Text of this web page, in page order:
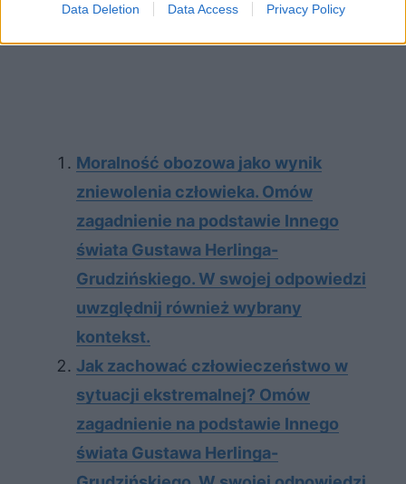
Data Deletion Data Access Privacy Policy
Moralność obozowa jako wynik
zniewolenia człowieka. Omów
zagadnienie na podstawie Innego
świata Gustawa Herlinga-
Grudzińskiego. W swojej odpowiedzi
uwzględnij również wybrany
kontekst.
Jak zachować człowieczeństwo w
sytuacji ekstremalnej? Omów
zagadnienie na podstawie Innego
świata Gustawa Herlinga-